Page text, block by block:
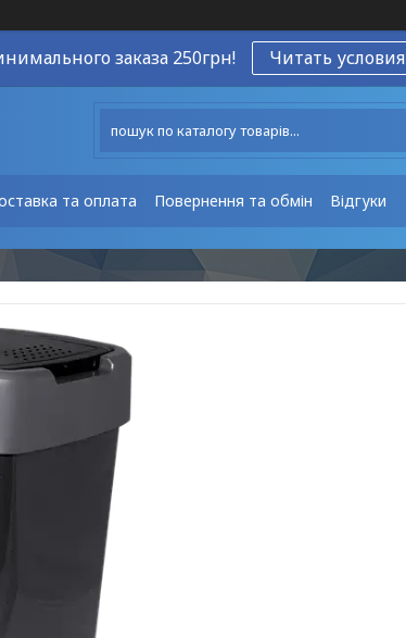
заказа 250грн! Читать условия
та оплата Повернення та обмін Відгуки